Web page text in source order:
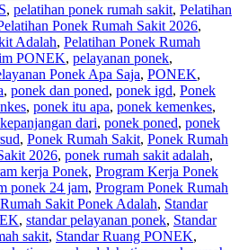
, pelatihan ponek rumah sakit, Pelatihan
Ponek Rumah Sakit 2026,
Adalah, Pelatihan Ponek Rumah
PONEK, pelayanan ponek,
Ponek Apa Saja, PONEK,
, ponek dan poned, ponek igd, Ponek
, ponek itu apa, ponek kemenkes,
dari, ponek poned, ponek
, Ponek Rumah Sakit, Ponek Rumah
2026, ponek rumah sakit adalah,
kerja Ponek, Program Kerja Ponek
ponek 24 jam, Program Ponek Rumah
Rumah Sakit Ponek Adalah, Standar
, standar pelayanan ponek, Standar
sakit, Standar Ruang PONEK,